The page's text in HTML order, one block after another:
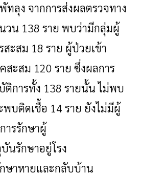
ทลุง จากการส่งผลตรวจทาง
วน 138 ราย พบว่ามีกลุ่มผู้
ะสม 18 ราย ผู้ป่วยเข้า
ะสม 120 ราย ซึ่งผลการ
ติการทั้ง 138 รายนั้น ไม่พบ
พบติดเชื้อ 14 ราย ยังไม่มีผู้
ารรักษาผู้
นรักษาอยู่โรง
ษาหายและกลับบ้าน